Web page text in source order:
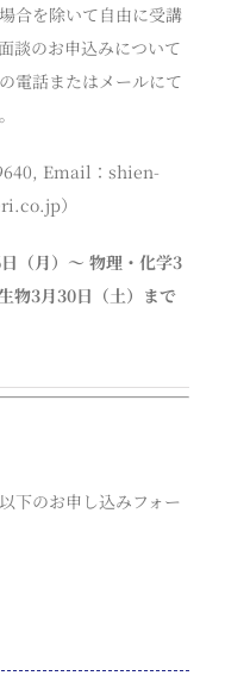
合を除いて自由に受講
談のお申込みについて
電話またはメールにて
Email：shien-
）
（月）〜 物理・化学3
物3月30日（土）まで
下のお申し込みフォー